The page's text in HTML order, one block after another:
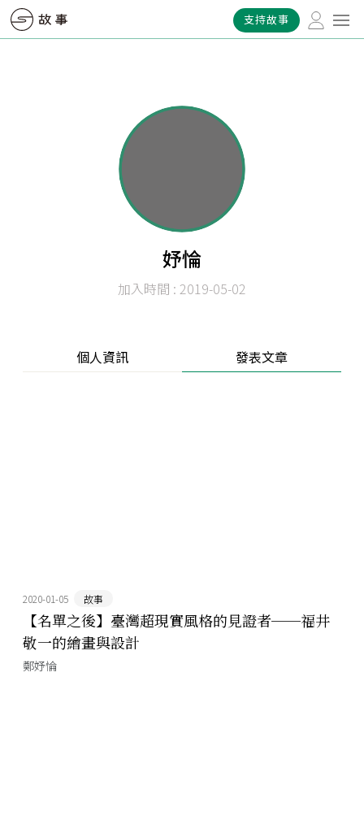
支持故事
妤惀
加入時間 : 2019-05-02
個人資訊 發表文章
2020-01-05 故事
【名單之後】臺灣超現實風格的見證者──福井
敬一的繪畫與設計
鄭妤惀